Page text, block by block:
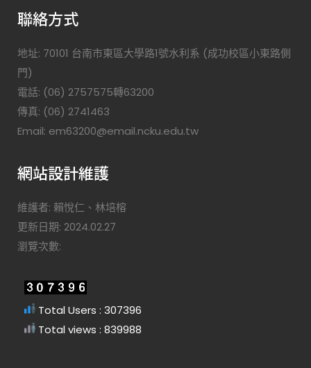
聯絡方式
地址: 70101 台南市東區大學路1號水利系 (成功校區小東路側
門)
電話: (06) 2757575轉63200
傳真: (06) 2741463
Email: em63200@email.ncku.edu.tw
網站設計維護
維護者: 賴悅仁、林培榕
更新日期: 2024.02.27
瀏覽次數:
Total Users : 307396
Total views : 839988